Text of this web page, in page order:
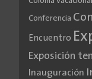
Conferencia
Encuentro
Exposición
Inauguración